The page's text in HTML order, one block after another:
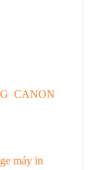
CANON
máy in